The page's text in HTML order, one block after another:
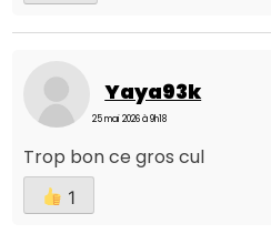
Yaya93k
25 mai 2026 à 9h18
Trop bon ce gros cul
1